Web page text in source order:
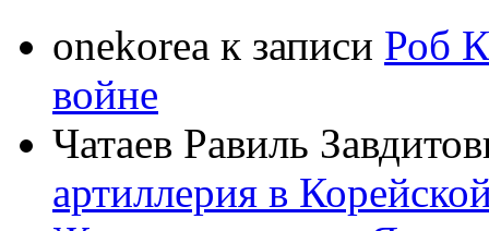
onekorea к записи Роб
войне
Чатаев Равиль
артиллерия в